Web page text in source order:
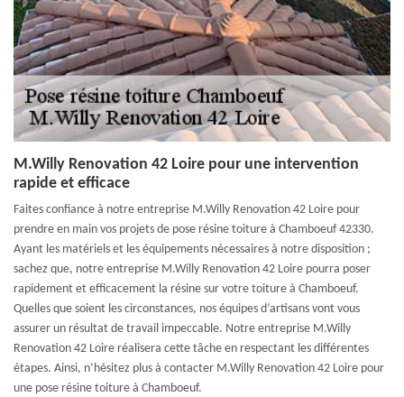
M.Willy Renovation 42 Loire pour une intervention
rapide et efficace
Faites confiance à notre entreprise M.Willy Renovation 42 Loire pour
prendre en main vos projets de pose résine toiture à Chamboeuf 42330.
Ayant les matériels et les équipements nécessaires à notre disposition ;
sachez que, notre entreprise M.Willy Renovation 42 Loire pourra poser
rapidement et efficacement la résine sur votre toiture à Chamboeuf.
Quelles que soient les circonstances, nos équipes d’artisans vont vous
assurer un résultat de travail impeccable. Notre entreprise M.Willy
Renovation 42 Loire réalisera cette tâche en respectant les différentes
étapes. Ainsi, n’hésitez plus à contacter M.Willy Renovation 42 Loire pour
une pose résine toiture à Chamboeuf.